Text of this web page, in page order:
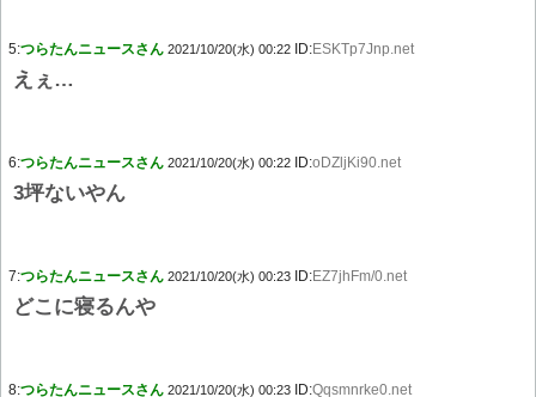
5:つらたんニュースさん 2021/10/20(水) 00:22 ID:ESKTp7Jnp.net
えぇ…
6:つらたんニュースさん 2021/10/20(水) 00:22 ID:oDZljKi90.net
3坪ないやん
7:つらたんニュースさん 2021/10/20(水) 00:23 ID:EZ7jhFm/0.net
どこに寝るんや
8:つらたんニュースさん 2021/10/20(水) 00:23 ID:Qqsmnrke0.net